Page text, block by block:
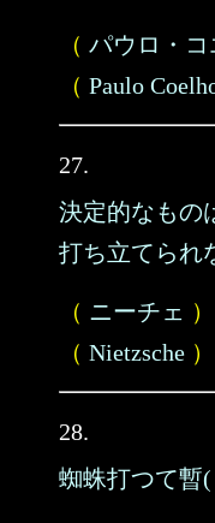
（ パウロ・コ
（ Paulo
27.
決定的なもの
打ち立てられ
（ ニーチェ ）
（ Nietzsche ）
28.
蜘蛛打つて暫